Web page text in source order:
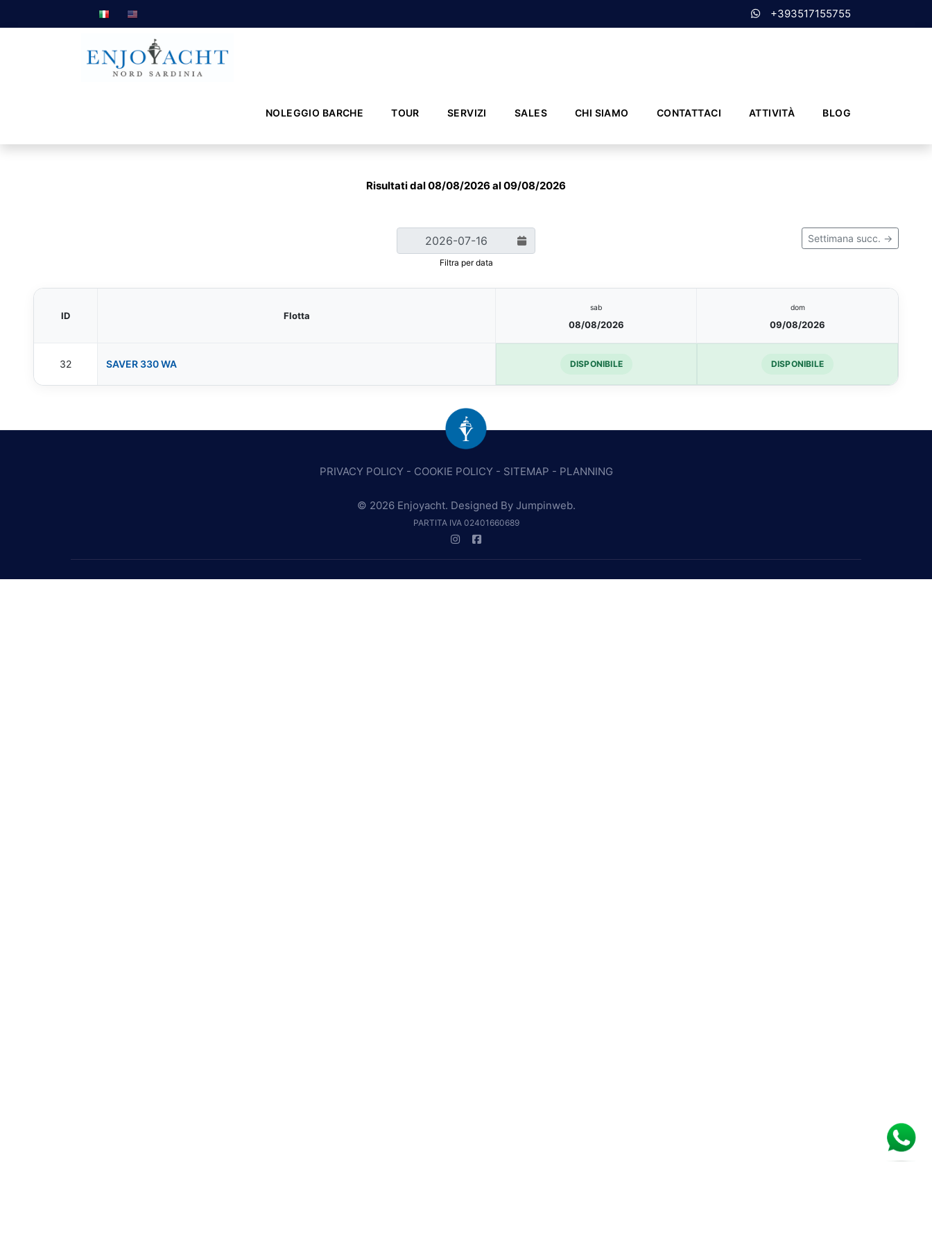
+393517155755
NOLEGGIO BARCHE TOUR SERVIZI SALES CHI SIAMO CONTATTACI ATTIVITÀ BLOG
Risultati dal 08/08/2026 al 09/08/2026
Filtra per data
Settimana succ. →
ID Flotta
sab
08/08/2026
dom
09/08/2026
32 SAVER 330 WA DISPONIBILE DISPONIBILE
PRIVACY POLICY- COOKIE POLICY- SITEMAP - PLANNING
© 2026 Enjoyacht. Designed By Jumpinweb.
PARTITA IVA 02401660689